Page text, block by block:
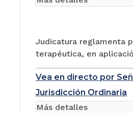
Judicatura reglamenta
terapéutica, en
Vea en directo por
Jurisdicción Ordinaria
Más detalles